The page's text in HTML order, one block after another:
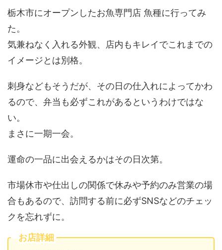
栃木市にオープンしたお魚専門店 魚種に行ってみ
た。
気兼ねなく入れる外観、店内もキレイでこれまでの
イメージとは別格。
刺身などもそうだが、その日の仕入れによってかわ
るので、弁当も必ずこれがあるというわけではな
い。
まさに一期一会。
運命の一品に出会えるかはその日次第。
市場休市や仕出しの関係で休みや予約のみ営業の場
合もあるので、訪問する前に必ずSNSなどのチェッ
クを忘れずに。
お店詳細